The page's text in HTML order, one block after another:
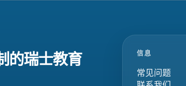
的瑞士教育
信息
常见问题